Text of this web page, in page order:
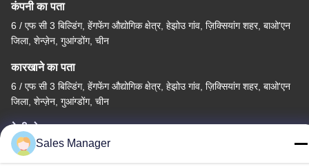
कंपनी का पता
6 / एफ सी 3 बिल्डिंग, हेंगफेंग औद्योगिक क्षेत्र, हेझोउ गांव, ज़िक्सियांग शहर, बाओ'एन
जिला, शेन्ज़ेन, गुआंग्डोंग, चीन
कारखाने का पता
6 / एफ सी 3 बिल्डिंग, हेंगफेंग औद्योगिक क्षेत्र, हेझोउ गांव, ज़िक्सियांग शहर, बाओ'एन
जिला, शेन्ज़ेन, गुआंग्डोंग, चीन
टेलीफोन
86--13662697476
Sales Manager